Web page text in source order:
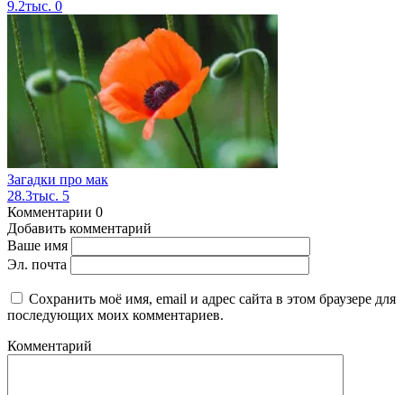
9.2тыс. 0
Загадки про мак
28.3тыс. 5
Комментарии 0
Добавить комментарий
Ваше имя
Эл. почта
Сохранить моё имя, email и адрес сайта в этом браузере для
последующих моих комментариев.
Комментарий